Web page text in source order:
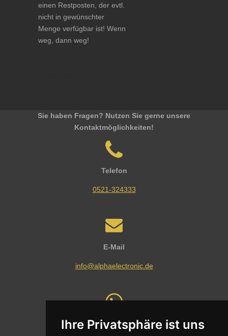
Ihre Privatsphäre ist uns
einen Restposten, der evtl.
nicht in gewünschter
Menge verfügbar ist! Wenn
weg, dann weg!
Sie haben Fragen? Nutzen Sie gerne unsere
Kontaktmöglichkeiten!
Telefon
0521-324333
E-Mail
info@alphaelectronic.de
Whatsapp